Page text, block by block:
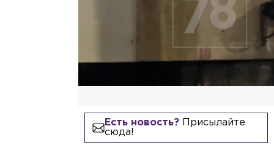
Есть новость?Присылайте
сюда!